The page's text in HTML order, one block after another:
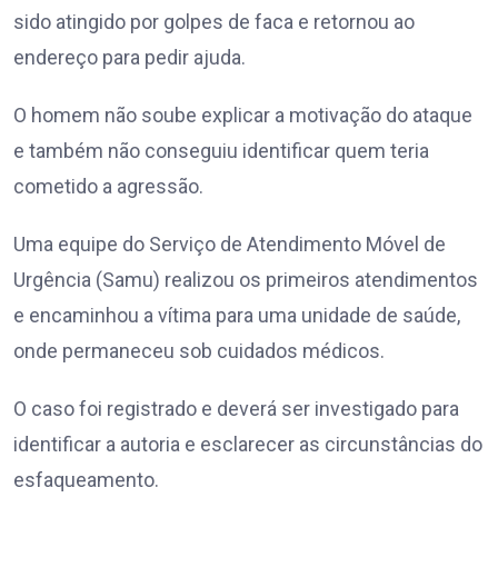
sido atingido por golpes de faca e retornou ao
endereço para pedir ajuda.
O homem não soube explicar a motivação do ataque
e também não conseguiu identificar quem teria
cometido a agressão.
Uma equipe do Serviço de Atendimento Móvel de
Urgência (Samu) realizou os primeiros atendimentos
e encaminhou a vítima para uma unidade de saúde,
onde permaneceu sob cuidados médicos.
O caso foi registrado e deverá ser investigado para
identificar a autoria e esclarecer as circunstâncias do
esfaqueamento.